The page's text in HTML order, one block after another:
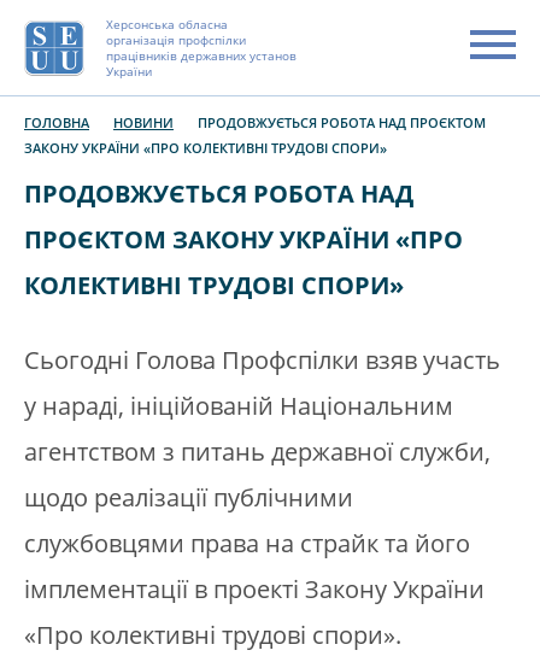
Херсонська обласна
організація профспілки
працівників державних установ
України
ГОЛОВНА НОВИНИ
ПРОДОВЖУЄТЬСЯ РОБОТА НАД ПРОЄКТОМ
ЗАКОНУ УКРАЇНИ «ПРО КОЛЕКТИВНІ ТРУДОВІ СПОРИ»
ПРОДОВЖУЄТЬСЯ РОБОТА НАД
ПРОЄКТОМ ЗАКОНУ УКРАЇНИ «ПРО
КОЛЕКТИВНІ ТРУДОВІ СПОРИ»
Сьогодні Голова Профспілки взяв участь
у нараді, ініційованій Національним
агентством з питань державної служби,
щодо реалізації публічними
службовцями права на страйк та його
імплементації в проекті Закону України
«Про колективні трудові спори».